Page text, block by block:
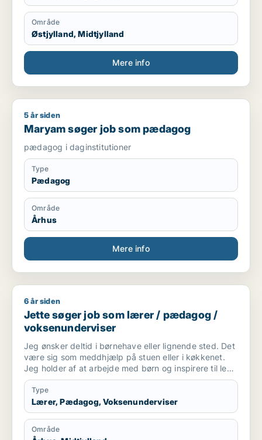
Område
Østjylland, Midtjylland
Mere info
Maryam søger job som pædagog
5 år siden
Maryam søger job som pædagog
pædagog i daginstitutioner
Type
Pædagog
Område
Århus
Mere info
Jette søger job som lærer / pædagog / voksenunderviser
6 år siden
Jette søger job som lærer / pædagog /
voksenunderviser
Jeg ønsker deltid i børnehave eller lignende sted. Det
være sig som meddhjælp på stuen eller i køkkenet.
Jeg holder af at arbejde med børn og inspirere til leg
og social interaktion. Og at indgå i samarbejde
omkring at skabe optimalt miljø for børnene ..og
personale. Også praktiske præcise opgaver har jeg
det godt med.
Type
Lærer, Pædagog, Voksenunderviser
Område